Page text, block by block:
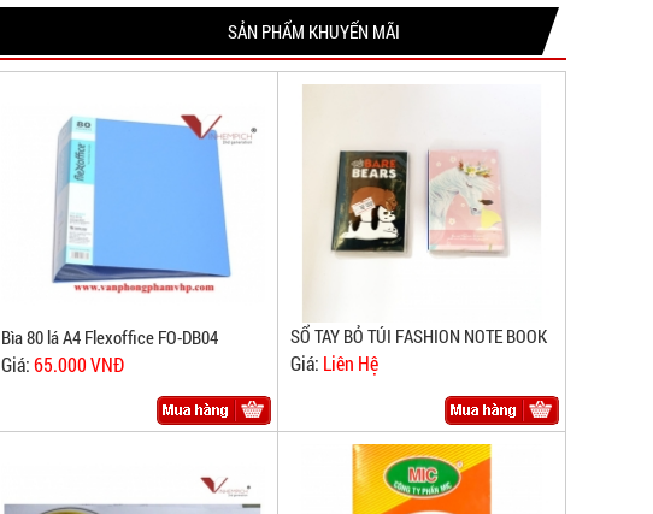
SẢN PHẨM KHUYẾN MÃI
Bìa 80 lá A4 Flexoffice FO-DB04
Giá:65.000 VNĐ
SỔ TAY BỎ TÚI FASHION NOTE BOOK
Giá: Liên Hệ